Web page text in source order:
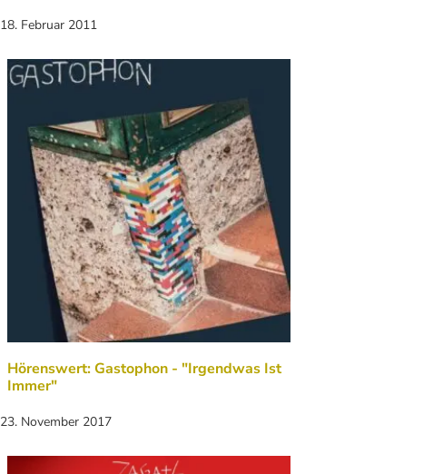
18. Februar 2011
Hörenswert: Gastophon - "Irgendwas Ist
Immer"
23. November 2017